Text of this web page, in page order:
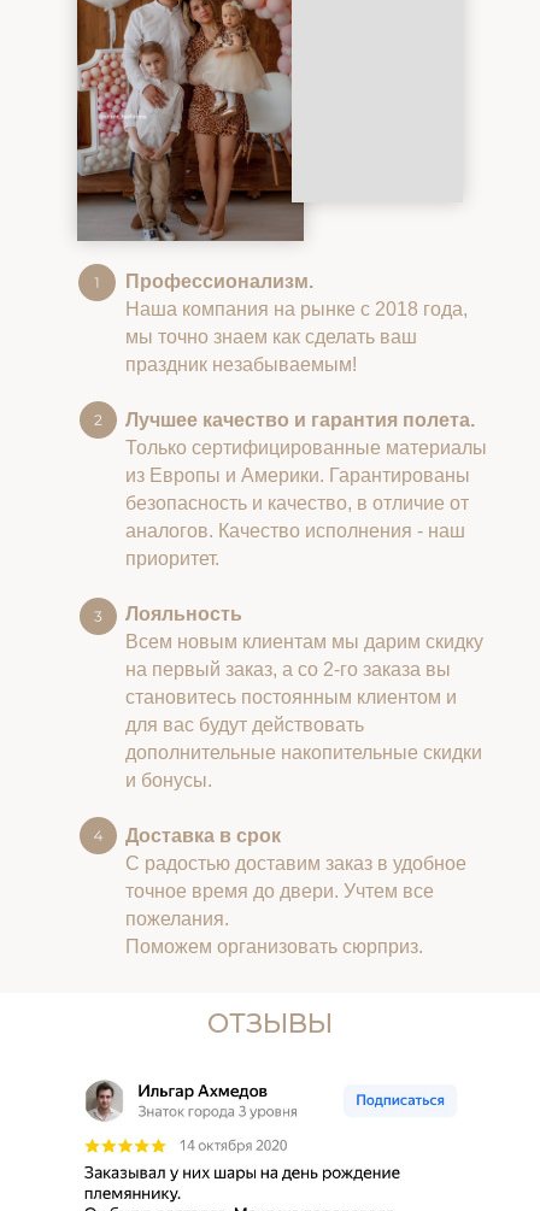
Профессионализм.
Наша компания на рынке с 2018 года,
мы точно знаем как сделать ваш
праздник незабываемым!
Лучшее качество и гарантия полета.
Только сертифицированные материалы
из Европы и Америки. Гарантированы
безопасность и качество, в отличие от
аналогов. Качество исполнения - наш
приоритет.
Лояльность
Всем новым клиентам мы дарим скидку
на первый заказ, а со 2-го заказа вы
становитесь постоянным клиентом и
для вас будут действовать
дополнительные накопительные скидки
и бонусы.
Доставка в срок
С радостью доставим заказ в удобное
точное время до двери. Учтем все
пожелания.
Поможем организовать сюрприз.
ОТЗЫВЫ